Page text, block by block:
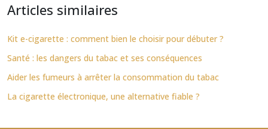
Articles similaires
Kit e-cigarette : comment bien le choisir pour débuter ?
Santé : les dangers du tabac et ses conséquences
Aider les fumeurs à arrêter la consommation du tabac
La cigarette électronique, une alternative fiable ?